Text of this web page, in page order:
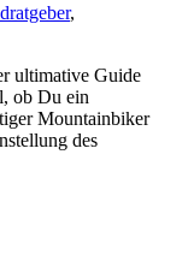
,
ultimative Guide
ob Du ein
Mountainbiker
des